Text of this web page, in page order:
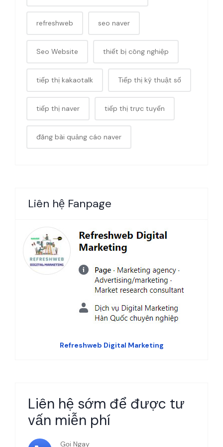
refreshweb seo naver
Seo Website thiết bị công nghiệp
tiếp thị kakaotalk Tiếp thị kỹ thuật số
tiếp thị naver tiếp thị trực tuyến
đăng bài quảng cáo naver
Liên hệ Fanpage
Refreshweb Digital Marketing
Liên hệ sớm để được tư
vấn miễn phí
Gọi Ngay